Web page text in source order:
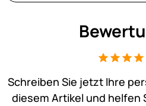
1
Schreiben Sie jetzt Ihre
diesem Artikel und helfen